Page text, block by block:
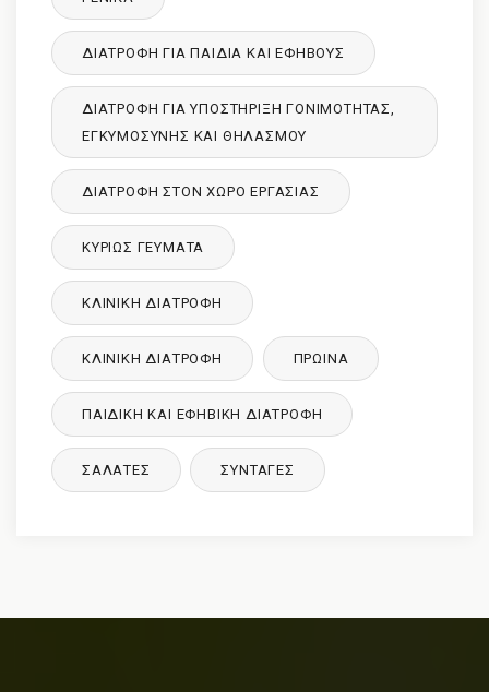
ΔΙΑΤΡΟΦΉ ΓΙΑ ΠΑΙΔΙΆ ΚΑΙ ΕΦΉΒΟΥΣ
ΔΙΑΤΡΟΦΉ ΓΙΑ ΥΠΟΣΤΉΡΙΞΗ ΓΟΝΙΜΌΤΗΤΑΣ,
ΕΓΚΥΜΟΣΎΝΗΣ ΚΑΙ ΘΗΛΑΣΜΟΎ
ΔΙΑΤΡΟΦΉ ΣΤΟΝ ΧΏΡΟ ΕΡΓΑΣΊΑΣ
ΚΥΡΙΩΣ ΓΕΥΜΑΤΑ
ΚΛΙΝΙΚΉ ΔΙΑΤΡΟΦΉ
ΚΛΙΝΙΚΉ ΔΙΑΤΡΟΦΉ ΠΡΩΙΝΑ
ΠΑΙΔΙΚΉ ΚΑΙ ΕΦΗΒΙΚΉ ΔΙΑΤΡΌΦΉ
ΣΑΛΑΤΕΣ ΣΥΝΤΑΓΈΣ